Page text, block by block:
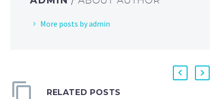
More posts by admin
RELATED POSTS